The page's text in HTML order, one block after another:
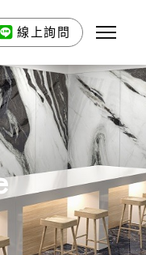
線上詢問